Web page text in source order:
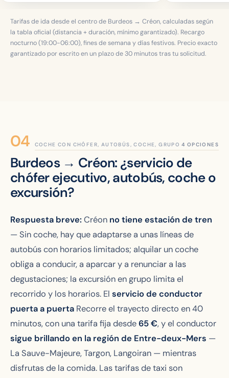
Tarifas de ida desde el centro de Burdeos → Créon, calculadas según
la tabla oficial (distancia + duración, mínimo garantizado). Recargo
nocturno (19:00-06:00), fines de semana y días festivos. Precio exacto
garantizado por escrito en un plazo de 30 minutos tras tu solicitud.
COCHE CON CHÓFER, AUTOBÚS, COCHE, GRUPO
Burdeos → Créon: ¿servicio de
chófer ejecutivo, autobús, coche o
excursión?
Respuesta breve: Créon no tiene estación de tren
— Sin coche, hay que adaptarse a unas líneas de
autobús con horarios limitados; alquilar un coche
obliga a conducir, a aparcar y a renunciar a las
degustaciones; la excursión en grupo limita el
recorrido y los horarios. El servicio de conductor
puerta a puerta Recorre el trayecto directo en 40
minutos, con una tarifa fija desde65€, y el conductor
sigue brillando en la región de Entre-deux-Mers —
La Sauve-Majeure, Targon, Langoiran — mientras
disfrutas de la comida. Las tarifas de taxi son